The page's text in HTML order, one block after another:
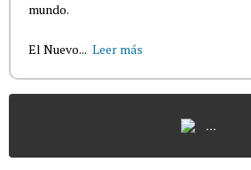
mundo.
El Nuevo... Leer más
...